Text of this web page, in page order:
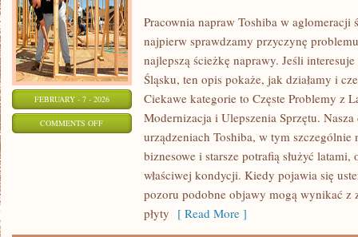
FEBRUARY - 7 - 2026
COMMENTS OFFON
TECHNOLOGIE
Pracownia napraw Toshiba w
najpierw sprawdzamy przyczynę
najlepszą ścieżkę naprawy. Jeśli
Śląsku, ten opis pokaże, jak działamy i
Ciekawe kategorie to Częste Problemy z
Modernizacja i Ulepszenia Sprzętu.
urządzeniach Toshiba, w tym
biznesowe i starsze potrafią służyć
właściwej kondycji. Kiedy pojawia się
pozoru podobne objawy mogą wynikać z
płyty [ Read More ]